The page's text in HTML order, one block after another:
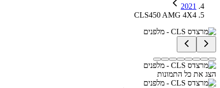
2021
CLS450 AMG 4X4
הצג את כל התמונות